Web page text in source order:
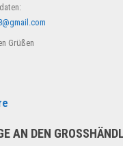
Grüßen
AN DEN